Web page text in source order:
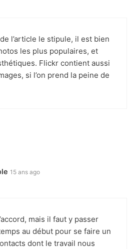
l’article le stipule, il est bien
les plus populaires, et
Flickr contient aussi
si l’on prend la peine de
15 ans ago
mais il faut y passer
au début pour se faire un
dont le travail nous